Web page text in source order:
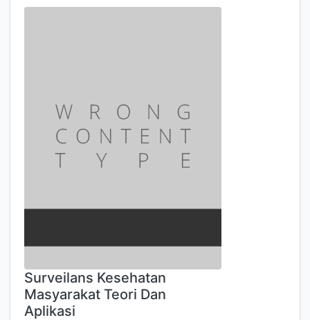
Surveilans Kesehatan
Masyarakat Teori Dan
Aplikasi